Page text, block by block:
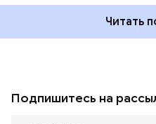
Читать
Подпишитесь на